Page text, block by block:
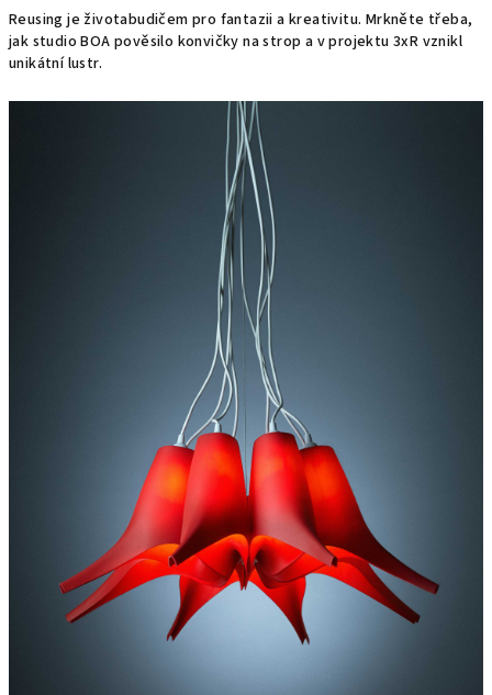
Reusing je životabudičem pro fantazii a kreativitu. Mrkněte třeba,
jak studio BOA pověsilo konvičky na strop a v projektu 3xR vznikl
unikátní lustr.